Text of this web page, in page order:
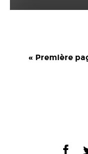
« Première